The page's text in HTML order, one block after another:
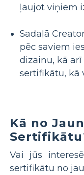
ļaujot viņiem
Sadaļā
pēc saviem
dizainu, kā
sertifikātu, kā
Kā no
Vai jūs
sertifikātu no